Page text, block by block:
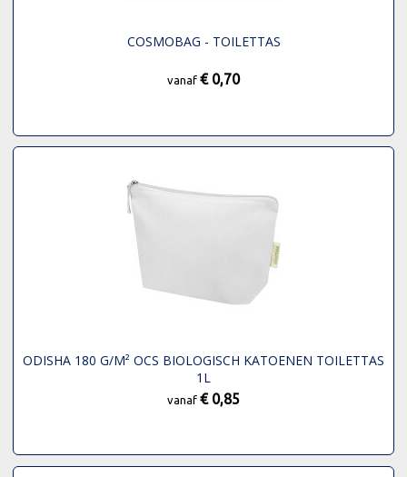
COSMOBAG - TOILETTAS
vanaf € 0,70
ODISHA 180 G/M² OCS BIOLOGISCH KATOENEN TOILETTAS
1L
vanaf € 0,85